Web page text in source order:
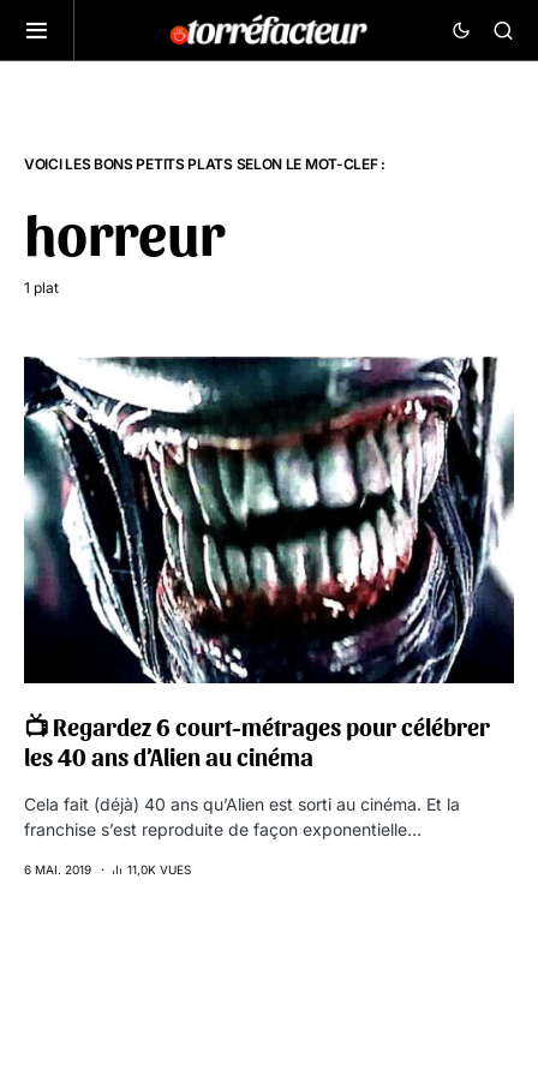
VOICI LES BONS PETITS PLATS SELON LE MOT-CLEF :
horreur
1 plat
📺 Regardez 6 court-métrages pour célébrer
les 40 ans d’Alien au cinéma
Cela fait (déjà) 40 ans qu’Alien est sorti au cinéma. Et la
franchise s’est reproduite de façon exponentielle…
6 MAI. 2019 11,0K VUES